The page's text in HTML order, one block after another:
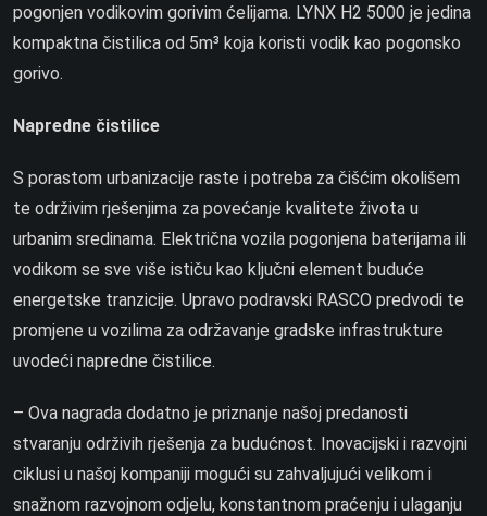
pogonjen vodikovim gorivim ćelijama. LYNX H2 5000 je jedina
kompaktna čistilica od 5m³ koja koristi vodik kao pogonsko
gorivo.
Napredne čistilice
S porastom urbanizacije raste i potreba za čišćim okolišem
te održivim rješenjima za povećanje kvalitete života u
urbanim sredinama. Električna vozila pogonjena baterijama ili
vodikom se sve više ističu kao ključni element buduće
energetske tranzicije. Upravo podravski RASCO predvodi te
promjene u vozilima za održavanje gradske infrastrukture
uvodeći napredne čistilice.
– Ova nagrada dodatno je priznanje našoj predanosti
stvaranju održivih rješenja za budućnost. Inovacijski i razvojni
ciklusi u našoj kompaniji mogući su zahvaljujući velikom i
snažnom razvojnom odjelu, konstantnom praćenju i ulaganju